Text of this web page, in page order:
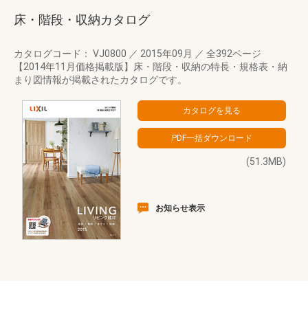
床・階段・収納カタログ
カタログコード： VJ0800 ／ 2015年09月 ／ 全392ページ
【2014年11月価格掲載版】床・階段・収納の特長・規格表・納
まり図情報が掲載されたカタログです。
(51.3MB)
お知らせ表示